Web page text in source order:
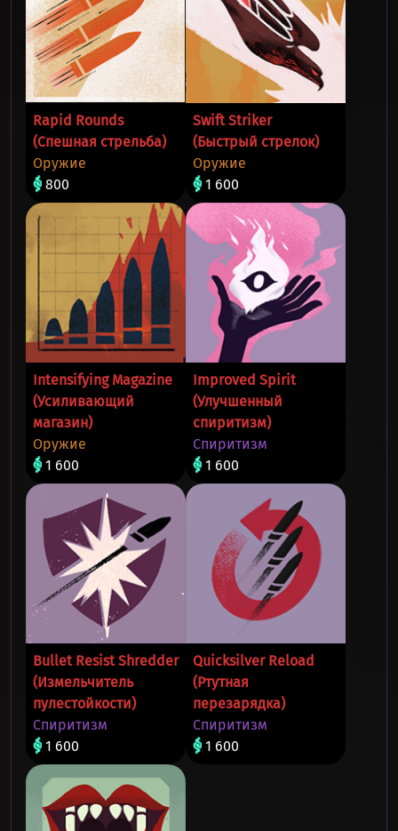
Rapid Rounds
(Спешная стрельба)
Оружие
800
Swift Striker
(Быстрый стрелок)
Оружие
1 600
Intensifying Magazine
(Усиливающий
магазин)
Оружие
1 600
Improved Spirit
(Улучшенный
спиритизм)
Спиритизм
1 600
Bullet Resist Shredder
(Измельчитель
пулестойкости)
Спиритизм
1 600
Quicksilver Reload
(Ртутная
перезарядка)
Спиритизм
1 600